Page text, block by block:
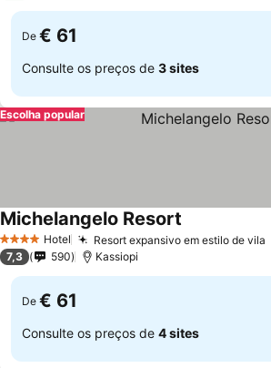
De € 61
Consulte os preços de 3 sites
Escolha popular
4 EstrelasHotel Resort expansivo em estilo de vila
Michelangelo Resort
7,3 590 Kassiopi
De € 61
Consulte os preços de 4 sites